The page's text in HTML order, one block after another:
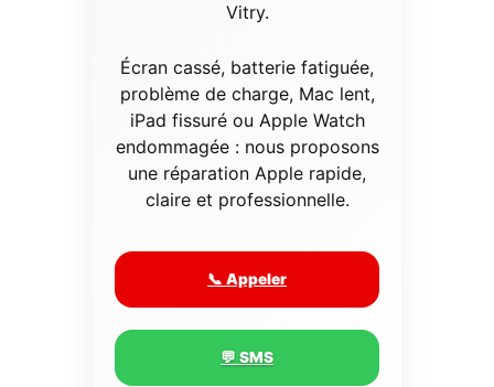
Vitry.
Écran cassé, batterie fatiguée,
problème de charge, Mac lent,
iPad fissuré ou Apple Watch
endommagée : nous proposons
une réparation Apple rapide,
claire et professionnelle.
📞 Appeler
💬 SMS